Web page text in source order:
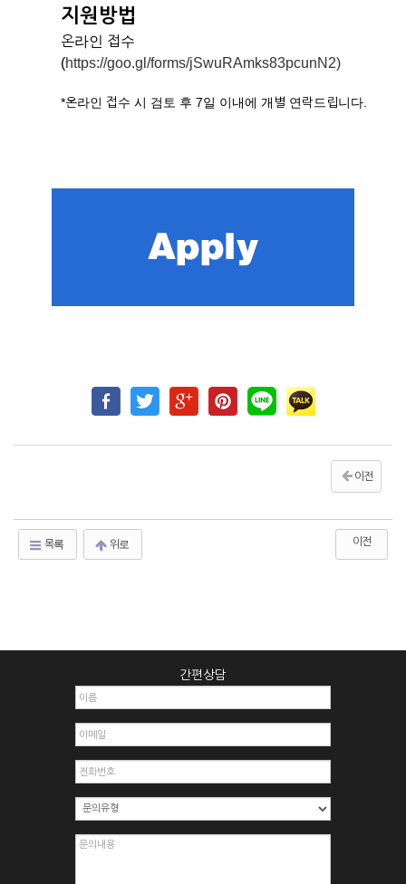
지원방법
온라인 접수
(https://goo.gl/forms/jSwuRAmks83pcunN2)
*온라인 접수 시 검토 후 7일 이내에 개별 연락드립니다.
이전
목록 위로 이전
간편상담